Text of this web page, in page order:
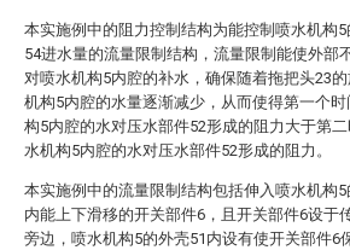
本实施例中的阻力控制结构为能控制喷水机构
54进水量的流量限制结构，流量限制能使外部
对喷水机构5内腔的补水，确保随着拖把头23
机构5内腔的水量逐渐减少，从而使得第一个
构5内腔的水对压水部件52形成的阻力大于第
水机构5内腔的水对压水部件52形成的阻力。
本实施例中的流量限制结构包括伸入喷水机构5
内能上下滑移的开关部件6，且开关部件6设于
旁边，喷水机构5的外壳51内设有使开关部件6